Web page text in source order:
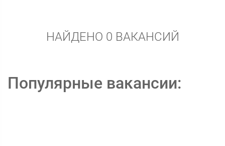
НАЙДЕНО 0 ВАКАНСИЙ
Популярные вакансии: